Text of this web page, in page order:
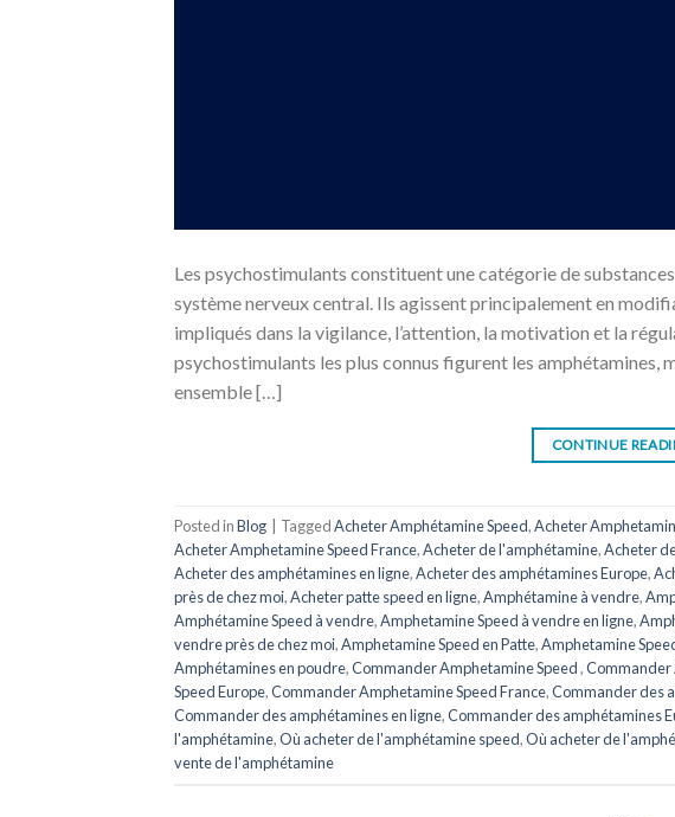
Les psychostimulants constituent une catégorie de
système nerveux central. Ils agissent principalement en
impliqués dans la vigilance, l’attention, la motivation et la
psychostimulants les plus connus figurent les amphétamines,
ensemble […]
CONTINUE
Posted inBlog TaggedAcheter Amphétamine Speed,Acheter
Acheter Amphetamine Speed ​​​​France,Acheter de l'amphétamine,Acheter
Acheter des amphétamines en ligne,Acheter des amphétamines Europe,
près de chez moi,Acheter patte speed en ligne,Amphétamine à vendre,
Amphétamine Speed ​​​​à vendre,Amphetamine Speed ​​​​à vendre en ligne,
vendre près de chez moi,Amphetamine Speed en ​​​​Patte,Amphetamine
Amphétamines en poudre,Commander Amphetamine Speed ​​​​,Commander
Speed ​​​Europe,Commander Amphetamine Speed ​​France,Commander des
Commander des amphétamines en ligne,Commander des amphétamines
l'amphétamine,Où acheter de l'amphétamine speed,Où acheter de
vente de l'amphétamine